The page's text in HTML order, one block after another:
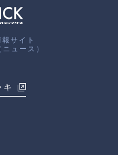
サイト
ュース）
キ